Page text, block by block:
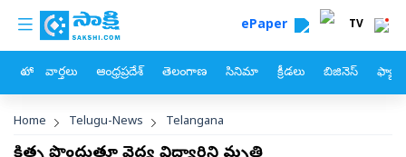
Skip to main content
custom menu ePaper TV
హోం వార్తలు ఆంధ్రప్రదేశ్ తెలంగాణ సినిమా క్రీడలు బిజినెస్
Breadcrumb
Home Telugu-News Telangana